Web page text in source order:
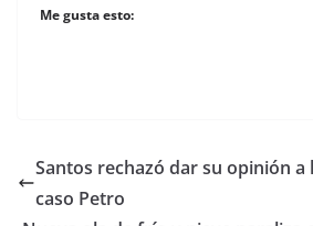
Me gusta esto:
Santos rechazó dar su opinión a
caso Petro